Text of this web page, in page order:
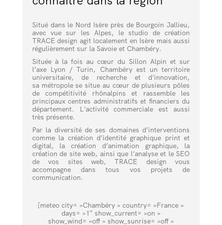
Situé dans le Nord Isère près de Bourgoin Jallieu,
avec vue sur les Alpes, le studio de création
TRACE design agit localement en Isère mais aussi
régulièrement sur la Savoie et Chambéry.
Située à la fois au cœur du Sillon Alpin et sur
l’axe Lyon / Turin, Chambéry est un territoire
universitaire, de recherche et d’innovation,
sa métropole se situe au cœur de plusieurs pôles
de compétitivité rhônalpins et rassemble les
principaux centres administratifs et financiers du
département. L’activité commerciale est aussi
très présente.
Par la diversité de ses domaines d’interventions
comme la création d’identité graphique print et
digital, la création d’animation graphique, la
création de site web, ainsi que l’analyse et le SEO
de vos sites web, TRACE design vous
accompagne dans tous vos projets de
communication.
[meteo city= »Chambéry » country= »France »
days= »1″ show_current= »on »
show_wind= »off » show_sunrise= »off »